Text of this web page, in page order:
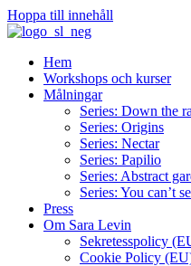
Hoppa till innehåll
Hem
Workshops och kurser
Målningar
Series: Down the
Series: Origins
Series: Nectar
Series: Papilio
Series: Abstract
Series: You can’t
Press
Om Sara Levin
Sekretesspolicy
Cookie Policy